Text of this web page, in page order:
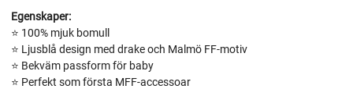
Egenskaper:
⭐ 100% mjuk bomull
⭐ Ljusblå design med drake och Malmö FF-motiv
⭐ Bekväm passform för baby
⭐ Perfekt som första MFF-accessoar